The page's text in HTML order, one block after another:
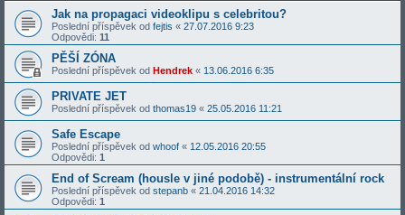
Jak na propagaci videoklipu s celebritou?
Poslední příspěvek od fejtis « 27.07.2016 9:23
Odpovědi: 11
PĚŠÍ ZÓNA
Poslední příspěvek od Hendrek « 13.06.2016 6:35
PRIVATE JET
Poslední příspěvek od thomas19 « 25.05.2016 11:21
Safe Escape
Poslední příspěvek od whoof « 12.05.2016 20:55
Odpovědi: 1
End of Scream (housle v jiné podobě) - instrumentální rock
Poslední příspěvek od stepanb « 21.04.2016 14:32
Odpovědi: 1